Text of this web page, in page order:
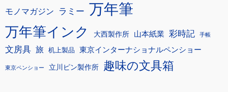
モノマガジン ラミー 万年筆
万年筆インク 大西製作所 山本紙業 彩時記 手帳
文房具 旅 机上製品 東京インターナショナルペンショー
東京ペンショー 立川ピン製作所 趣味の文具箱